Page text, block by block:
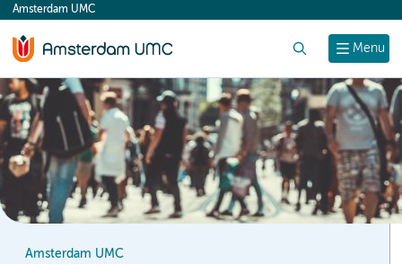
content
Menu
Amsterdam UMC
Amsterdam UMC